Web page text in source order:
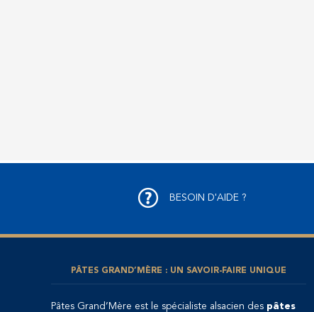
BESOIN D'AIDE ?
PÂTES GRAND’MÈRE : UN SAVOIR-FAIRE UNIQUE
Pâtes Grand’Mère est le spécialiste alsacien des pâtes